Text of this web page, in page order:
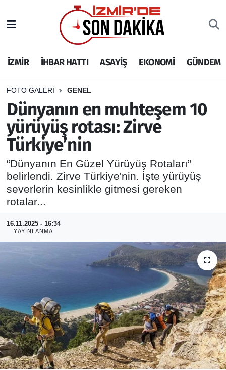
İZMİR İHBAR HATTI ASAYİŞ EKONOMİ GÜNDEM
FOTO GALERI GENEL
Dünyanın en muhteşem 10
yürüyüş rotası: Zirve
Türkiye’nin
“Dünyanın En Güzel Yürüyüş Rotaları”
belirlendi. Zirve Türkiye'nin. İşte yürüyüş
severlerin kesinlikle gitmesi gereken
rotalar...
16.11.2025 - 16:34
YAYINLANMA
İHBAR HATTI
DEPREM
GENEL
EKONOMİ
SİYASET
SPOR
ASAYİŞ
RESMİ REKLAM
İzmir Nöbetçi Eczaneler
İzmir Hava Durumu
İzmir Namaz Vakitleri
İzmir Trafik Yoğunluk Haritası
Puan Durumu ve Fikstür
Tüm Manşetler
Son Dakika Haberleri
Haber Arşivi